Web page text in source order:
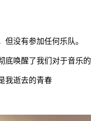
没有参加任何乐队。
底唤醒了我们对于音乐
我逝去的青春